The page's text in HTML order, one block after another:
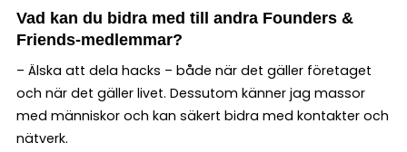
Vad kan du bidra med till andra Founders &
Friends-medlemmar?
– Älska att dela hacks – både när det gäller företaget
och när det gäller livet. Dessutom känner jag massor
med människor och kan säkert bidra med kontakter och
nätverk.